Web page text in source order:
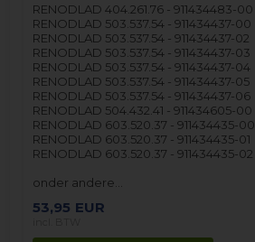
RENODLAD 404.261.76 - 911434483-00
RENODLAD 503.537.54 - 911434437-00
RENODLAD 503.537.54 - 911434437-02
RENODLAD 503.537.54 - 911434437-03
RENODLAD 503.537.54 - 911434437-04
RENODLAD 503.537.54 - 911434437-05
RENODLAD 503.537.54 - 911434437-06
RENODLAD 504.432.41 - 911434605-00
RENODLAD 603.520.37 - 911434435-00
RENODLAD 603.520.37 - 911434435-01
RENODLAD 603.520.37 - 911434435-02
onder andere…
53,95 EUR